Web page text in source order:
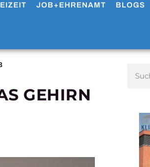
JOB+EHRENAMT BLOGS
GEHIRN